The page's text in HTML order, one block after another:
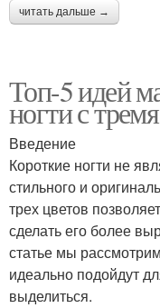
читать дальше →
Топ-5 идей
ногти с
Введение
Короткие ногти не
стильного и
трех цветов
сделать его более
статье мы
идеально подойдут
выделиться.